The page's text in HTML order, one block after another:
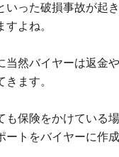
いった破損事故が起
すよね。
当然バイヤーは返金や
ます。
も保険をかけている
ートをバイヤーに作